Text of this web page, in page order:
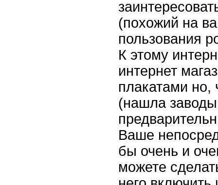
(похожий на
пользования
К этому
интернет
плакатами
(нашла заводы
Ваше
бы очень и
можете